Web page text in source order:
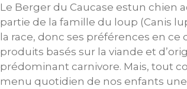
Le Berger du Caucase estun chien
partie de la famille du loup (Canis
la race, donc ses préférences en
produits basés sur la viande et
prédominant carnivore. Mais, tout
menu quotidien de nos enfants